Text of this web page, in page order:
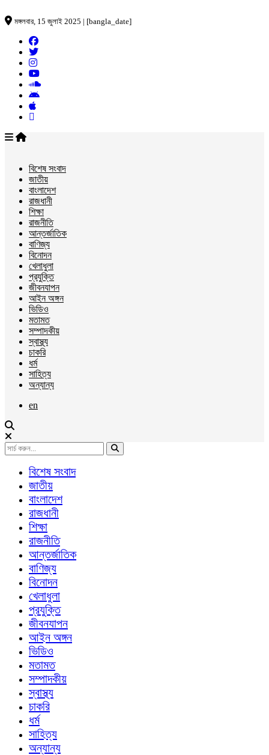
মঙ্গলবার, 15 জুলাই 2025 | [bangla_date]
বিশেষ সংবাদ
জাতীয়
বাংলাদেশ
রাজধানী
শিক্ষা
রাজনীতি
আন্তর্জাতিক
বাণিজ্য
বিনোদন
খেলাধুলা
প্রযুক্তি
জীবনযাপন
আইন অঙ্গন
ভিডিও
মতামত
সম্পাদকীয়
স্বাস্থ্য
চাকরি
ধর্ম
সাহিত্য
অন্যান্য
en
বিশেষ সংবাদ
জাতীয়
বাংলাদেশ
রাজধানী
শিক্ষা
রাজনীতি
আন্তর্জাতিক
বাণিজ্য
বিনোদন
খেলাধুলা
প্রযুক্তি
জীবনযাপন
আইন অঙ্গন
ভিডিও
মতামত
সম্পাদকীয়
স্বাস্থ্য
চাকরি
ধর্ম
সাহিত্য
অন্যান্য